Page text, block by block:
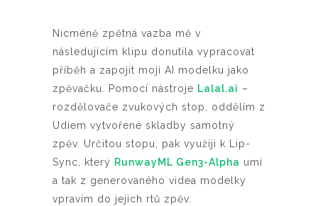
Nicméně zpětná vazba mě v
následujícím klipu donutila vypracovat
příběh a zapojit moji AI modelku jako
zpěvačku. Pomocí nástroje Lalal.ai –
rozdělovače zvukových stop, oddělím z
Udiem vytvořené skladby samotný
zpěv. Určitou stopu, pak využiji k Lip-
Sync, který RunwayML Gen3-Alpha umí
a tak z generovaného videa modelky
vpravím do jejich rtů zpěv.